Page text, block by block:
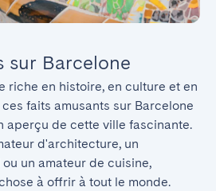
sur Barcelone
riche en histoire, en culture et en
faits amusants sur Barcelone
aperçu de cette ville fascinante.
d'architecture, un
un amateur de cuisine,
à offrir à tout le monde.